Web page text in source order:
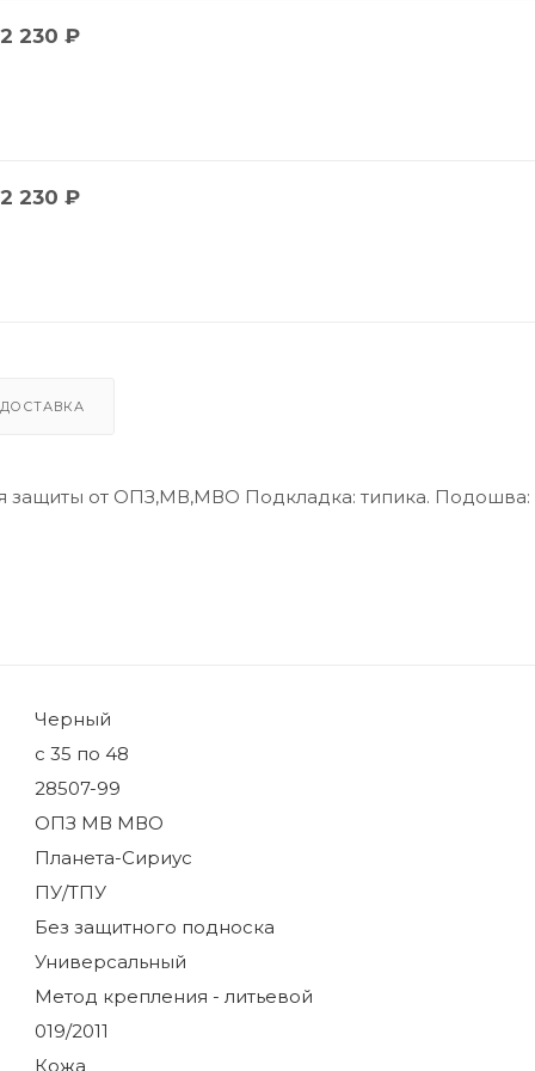
2 230 ₽
2 230 ₽
ДОСТАВКА
защиты от ОПЗ,МВ,МВО Подкладка: типика.
Черный
с 35 по 48
28507-99
ОПЗ МВ МВО
Планета-Сириус
ПУ/ТПУ
Без защитного подноска
Универсальный
Метод крепления - литьевой
019/2011
Кожа